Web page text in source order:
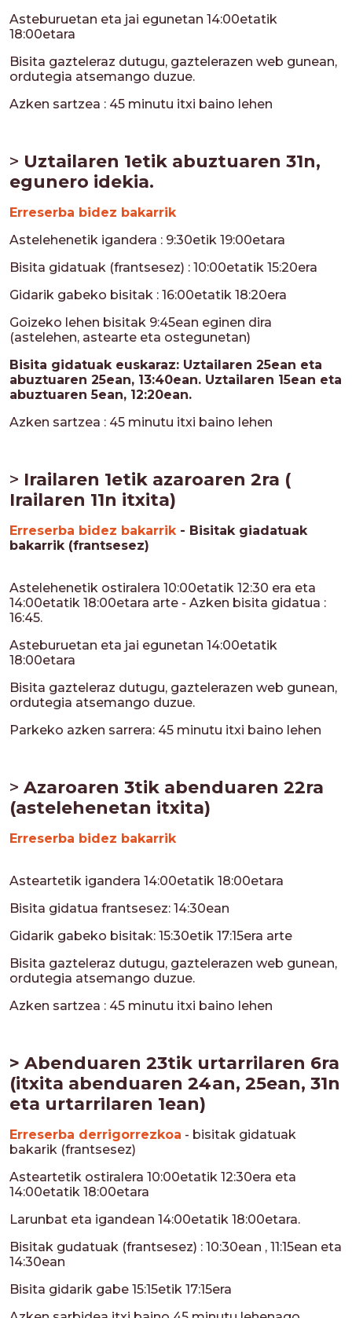
Asteburuetan eta jai egunetan 14:00etatik
18:00etara
Bisita gazteleraz dutugu, gaztelerazen web gunean,
ordutegia atsemango duzue.
Azken sartzea : 45 minutu itxi baino lehen
> Uztailaren 1etik abuztuaren 31n,
egunero idekia.
Erreserba bidez bakarrik
Astelehenetik igandera : 9:30etik 19:00etara
Bisita gidatuak (frantsesez) : 10:00etatik 15:20era
Gidarik gabeko bisitak : 16:00etatik 18:20era
Goizeko lehen bisitak 9:45ean eginen dira
(astelehen, astearte eta ostegunetan)
Bisita gidatuak euskaraz: Uztailaren 25ean eta
abuztuaren 25ean, 13:40ean. Uztailaren 15ean eta
abuztuaren 5ean, 12:20ean.
Azken sartzea : 45 minutu itxi baino lehen
> Irailaren 1etik azaroaren 2ra (
Irailaren 11n itxita)
Erreserba bidez bakarrik- Bisitak giadatuak
bakarrik (frantsesez)
Astelehenetik ostiralera 10:00etatik 12:30 era eta
14:00etatik 18:00etara arte - Azken bisita gidatua :
16:45.
Asteburuetan eta jai egunetan 14:00etatik
18:00etara
Bisita gazteleraz dutugu, gaztelerazen web gunean,
ordutegia atsemango duzue.
Parkeko azken sarrera: 45 minutu itxi baino lehen
> Azaroaren 3tik abenduaren 22ra
(astelehenetan itxita)
Erreserba bidez bakarrik
Asteartetik igandera 14:00etatik 18:00etara
Bisita gidatua frantsesez: 14:30ean
Gidarik gabeko bisitak: 15:30etik 17:15era arte
Bisita gazteleraz dutugu, gaztelerazen web gunean,
ordutegia atsemango duzue.
Azken sartzea : 45 minutu itxi baino lehen
> Abenduaren 23tik urtarrilaren 6ra
(itxita abenduaren 24an, 25ean, 31n
eta urtarrilaren 1ean)
Erreserba derrigorrezkoa - bisitak gidatuak
bakarik (frantsesez)
Asteartetik ostiralera 10:00etatik 12:30era eta
14:00etatik 18:00etara
Larunbat eta igandean 14:00etatik 18:00etara.
Bisitak gudatuak (frantsesez) : 10:30ean , 11:15ean eta
14:30ean
Bisita gidarik gabe 15:15etik 17:15era